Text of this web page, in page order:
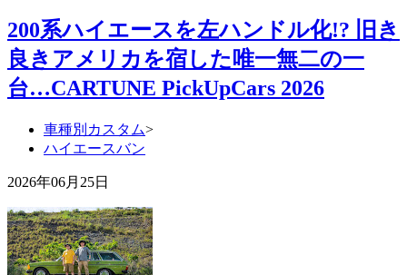
200系ハイエースを左ハンドル化!? 旧き
良きアメリカを宿した唯一無二の一
台…CARTUNE PickUpCars 2026
車種別カスタム>
ハイエースバン
2026年06月25日